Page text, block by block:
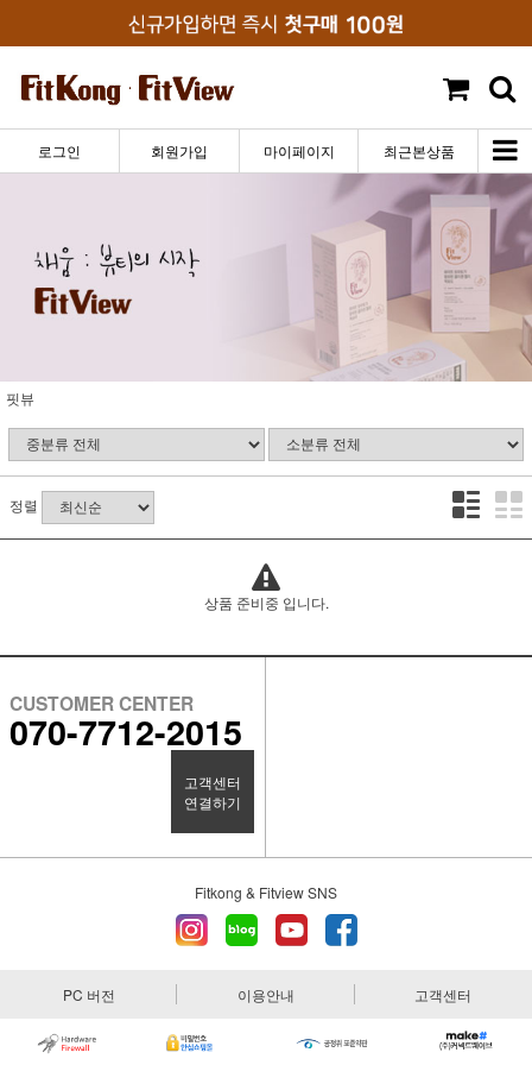
로그인 회원가입 마이페이지 최근본상품
핏뷰
정렬
상품 준비중 입니다.
CUSTOMER CENTER
070-7712-2015
고객센터
연결하기
Fitkong & Fitview SNS
PC 버전 이용안내 고객센터